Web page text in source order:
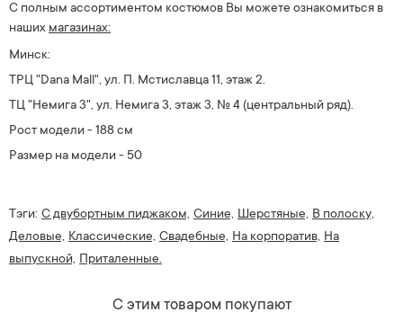
С полным ассортиментом костюмов Вы можете ознакомиться в
наших магазинах:
Минск:
ТРЦ "Dana Mall", ул. П. Мстиславца 11, этаж 2.
ТЦ "Немига 3", ул. Немига 3, этаж 3, № 4 (центральный ряд).
Рост модели - 188 см
Размер на модели - 50
Тэги: С двубортным пиджаком, Синие, Шерстяные, В полоску,
Деловые, Классические, Свадебные, На корпоратив, На
выпускной, Приталенные.
С этим товаром покупают